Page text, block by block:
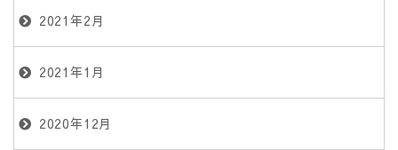
2021年2月
2021年1月
2020年12月